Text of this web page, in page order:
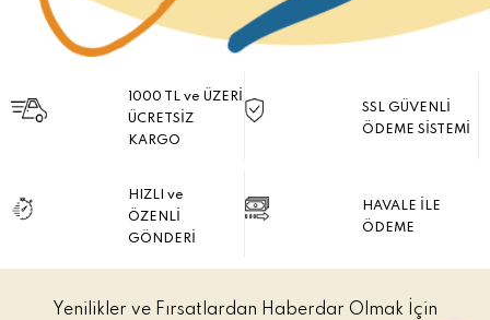
1000 TL ve ÜZERİ
ÜCRETSİZ
KARGO
SSL GÜVENLİ
ÖDEME SİSTEMİ
HIZLI ve
ÖZENLİ
GÖNDERİ
HAVALE İLE
ÖDEME
Yenilikler ve Fırsatlardan Haberdar Olmak İçin